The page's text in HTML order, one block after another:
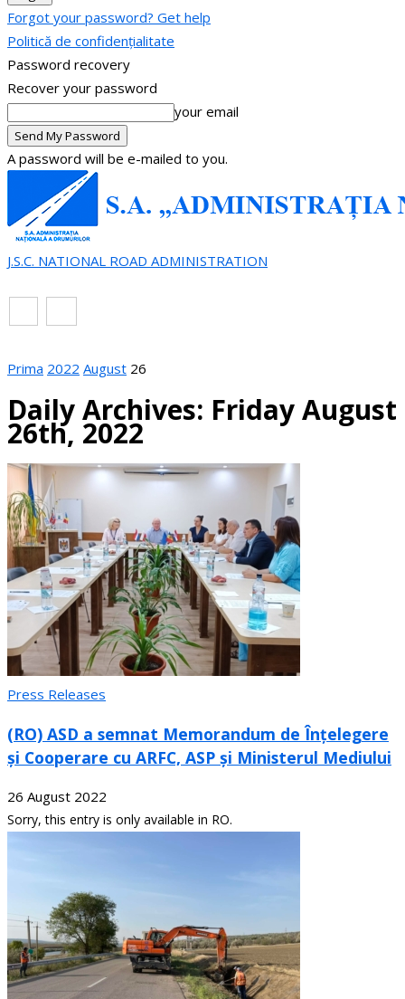
Forgot your password? Get help
Politică de confidențialitate
Password recovery
Recover your password
your email
A password will be e-mailed to you.
J.S.C. NATIONAL ROAD ADMINISTRATION
Prima 2022 August 26
Daily Archives: Friday August
26th, 2022
Press Releases
(RO) ASD a semnat Memorandum de Înțelegere
și Cooperare cu ARFC, ASP și Ministerul Mediului
26 August 2022
Sorry, this entry is only available in RO.